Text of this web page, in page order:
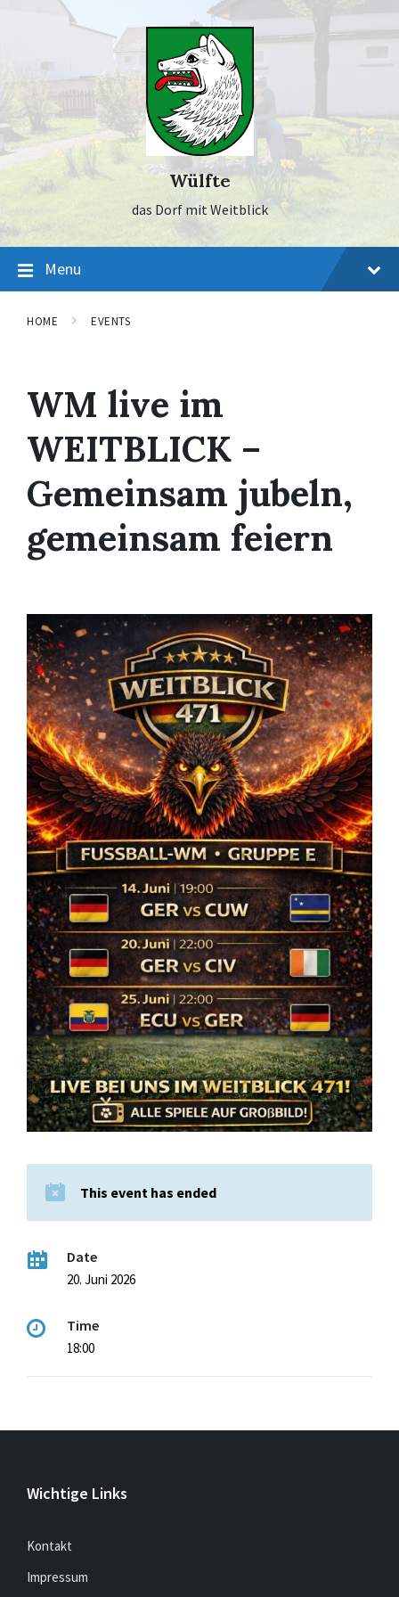
Wülfte
das Dorf mit Weitblick
Menu
HOME EVENTS
WM live im
WEITBLICK –
Gemeinsam jubeln,
gemeinsam feiern
This event has ended
Date
20. Juni 2026
Time
18:00
Wichtige Links
Kontakt
Impressum